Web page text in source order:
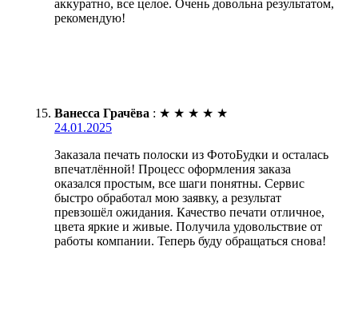
аккуратно, все целое. Очень довольна результатом,
рекомендую!
Ванесса Грачёва : ★ ★ ★ ★ ★
24.01.2025
Заказала печать полоски из ФотоБудки и осталась
впечатлённой! Процесс оформления заказа
оказался простым, все шаги понятны. Сервис
быстро обработал мою заявку, а результат
превзошёл ожидания. Качество печати отличное,
цвета яркие и живые. Получила удовольствие от
работы компании. Теперь буду обращаться снова!